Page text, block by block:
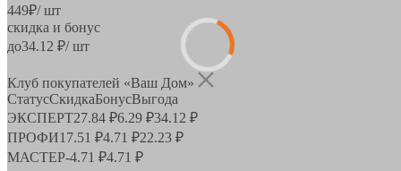
449₽/ шт
скидка и бонус
до34.12 ₽/ шт
Клуб покупателей «Ваш Дом»
СтатусСкидкаБонусВыгода
ЭКСПЕРТ27.84 ₽6.29 ₽34.12 ₽
ПРОФИ17.51 ₽4.71 ₽22.23 ₽
МАСТЕР-4.71 ₽4.71 ₽